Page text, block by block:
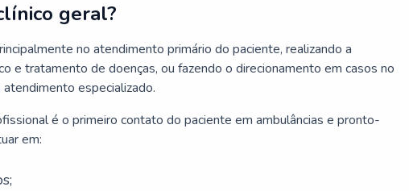
geral?
no atendimento primário do paciente, realizando a
e tratamento de doenças, ou fazendo o direcionamento em casos no
especializado.
é o primeiro contato do paciente em ambulâncias e pronto-
em: